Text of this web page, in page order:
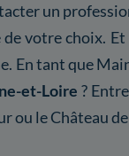
un
votre choix.
En tant que
et-Loire ?
ou le Château